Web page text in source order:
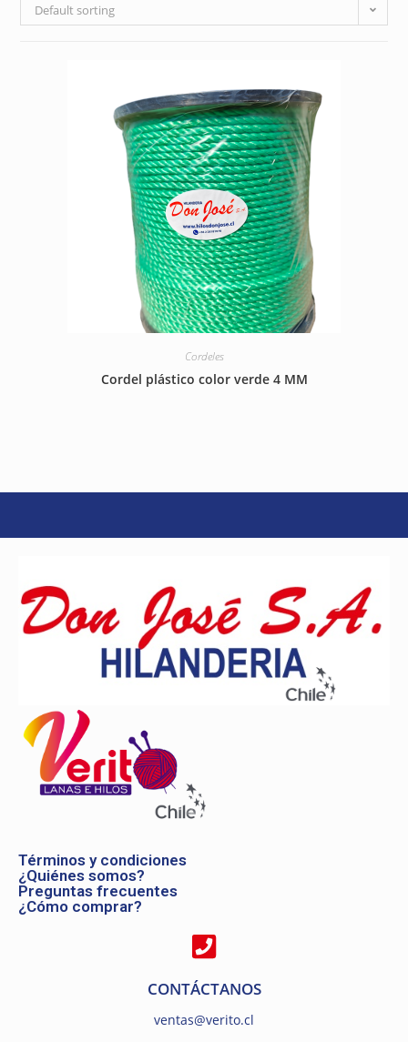
Default sorting
Cordeles
Cordel plástico color verde 4 MM
Términos y condiciones
¿Quiénes somos?
Preguntas frecuentes
¿Cómo comprar?
CONTÁCTANOS
ventas@verito.cl